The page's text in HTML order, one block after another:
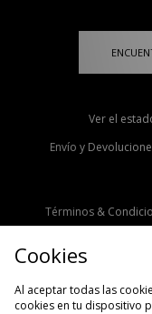
Ver el
Envío y
Términos &
Cookies
Al aceptar todas las
cookies en tu dispositivo